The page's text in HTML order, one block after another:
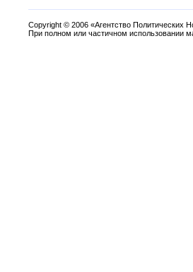
Copyright © 2006 «Агентство Политических
При полном или частичном использовании